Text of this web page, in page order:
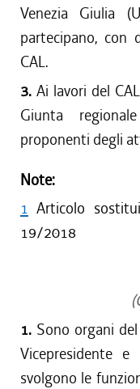
Venezia Giulia
partecipano, con
CAL.
3. Ai lavori del
Giunta
proponenti degli
Note:
1 Articolo
19/2018
1. Sono organi
Vicepresidente
svolgono le